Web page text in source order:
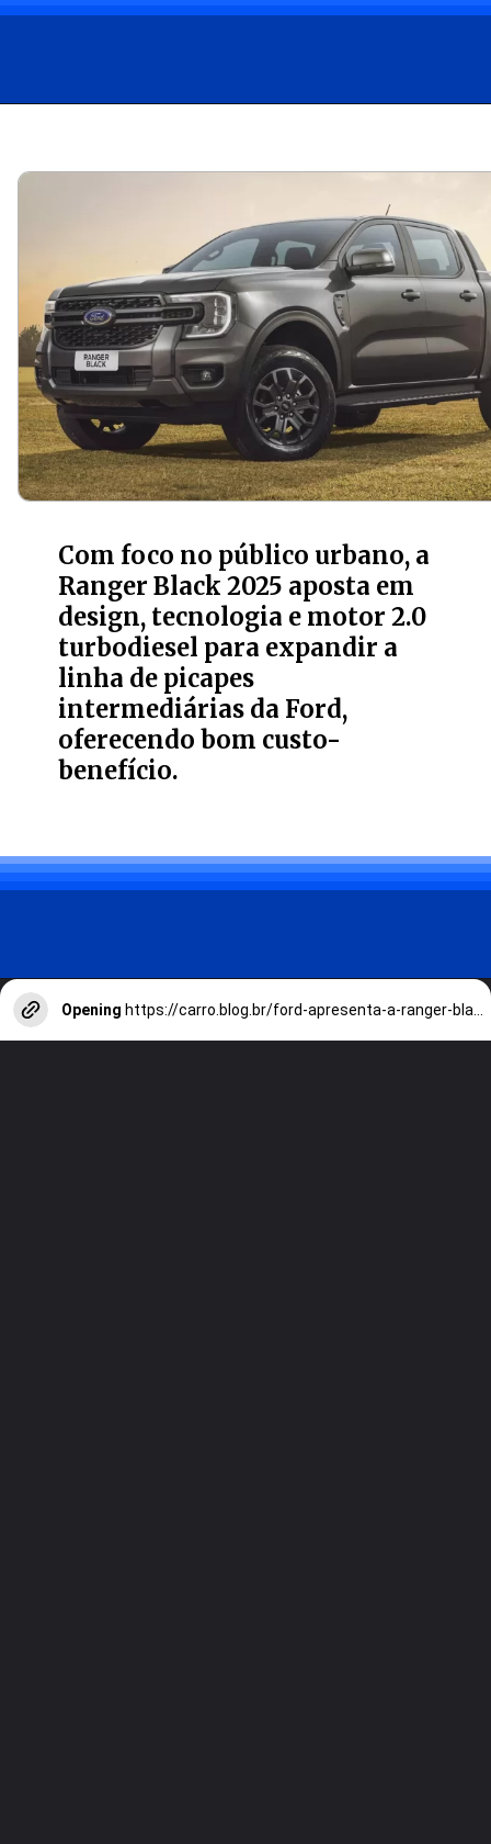
Com foco no público urbano, a
Ranger Black 2025 aposta em
design, tecnologia e motor 2.0
turbodiesel para expandir a
linha de picapes
intermediárias da Ford,
oferecendo bom custo-
benefício.
Opening